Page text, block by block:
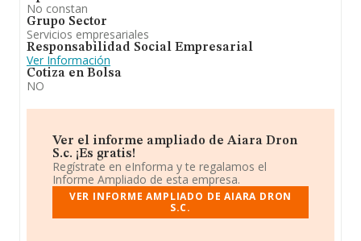
No constan
Grupo Sector
Servicios empresariales
Responsabilidad Social Empresarial
Ver Información
Cotiza en Bolsa
NO
Ver el informe ampliado de Aiara Dron
S.c. ¡Es gratis!
Regístrate en eInforma y te regalamos el
Informe Ampliado de esta empresa.
VER INFORME AMPLIADO DE AIARA DRON
S.C.